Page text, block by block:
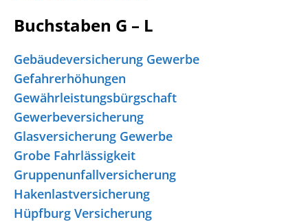
Buchstaben G – L
Gebäudeversicherung Gewerbe
Gefahrerhöhungen
Gewährleistungsbürgschaft
Gewerbeversicherung
Glasversicherung Gewerbe
Grobe Fahrlässigkeit
Gruppenunfallversicherung
Hakenlastversicherung
Hüpfburg Versicherung